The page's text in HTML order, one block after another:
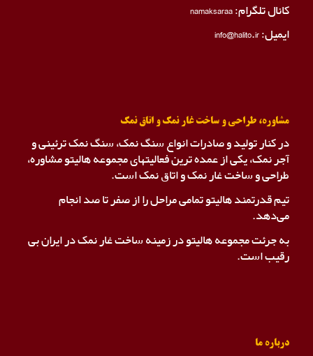
کانال تلگرام:namaksaraa
ایمیل: info@halito.ir
مشاوره، طراحی و ساخت غار نمک و اتاق نمک
در کنار تولید و صادرات انواع سنگ نمک، سنگ نمک ترئینی و
آجر نمک، یکی از عمده ترین فعالیتهای مجموعه هالیتو مشاوره،
طراحی و ساخت غار نمک و اتاق نمک است.
تیم قدرتمند هالیتو تمامی مراحل را از صفر تا صد انجام
می‌دهد.
به جرئت مجموعه هالیتو در زمینه ساخت غار نمک در ایران بی
رقیب است.
درباره ما